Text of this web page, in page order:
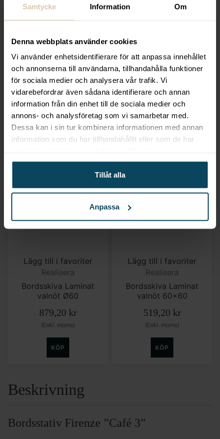
Samtycke Information Om
Denna webbplats använder cookies
Vi använder enhetsidentifierare för att anpassa innehållet
och annonserna till användarna, tillhandahålla funktioner
för sociala medier och analysera vår trafik. Vi
vidarebefordrar även sådana identifierare och annan
information från din enhet till de sociala medier och
annons- och analysföretag som vi samarbetar med.
Dessa kan i sin tur kombinera informationen med annan
information som du har tillhandahållit eller som de har
Tillåt alla
Anpassa
Lägg till i favoriter
Realisera
Bordsskiva Laminat
valnöt Ø68
1 079,20kr
(Exkl. moms)
Lägg till i favoriter
SELECT
Barstol Tobias wenge
svart konstläder
2 159,20kr
(Exkl. moms)
Lägg till i favoriter
Realisera
Bordsskiva Laminat
valnöt Ø60
879,20 kr
(Exkl. moms)
KÖP
Lägg till i favoriter
Realisera
Bordsskiva Laminat
valnöt 60×60
519,20 kr
(Exkl. moms)
KÖP
Beskrivning
Bordsstativ Firenze ”Café 3”